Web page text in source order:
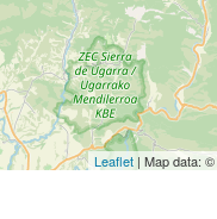
Leaflet | Map data: ©